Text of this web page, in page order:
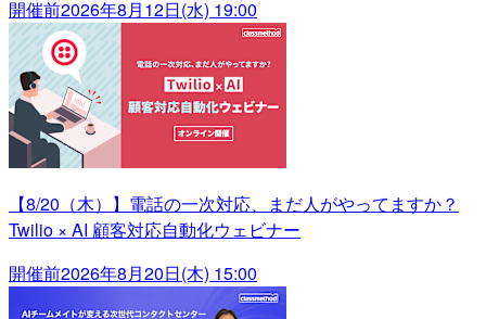
開催前2026年8月12日(水) 19:00
【8/20（木）】電話の一次対応、まだ人がやってますか？
Twilio × AI 顧客対応自動化ウェビナー
開催前2026年8月20日(木) 15:00